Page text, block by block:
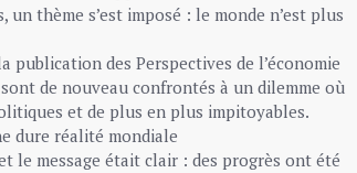
thème s’est imposé : le monde n’est plus
des Perspectives de l’économie
de nouveau confrontés à un dilemme où
et de plus en plus impitoyables.
dure réalité mondiale
le message était clair : des progrès ont été